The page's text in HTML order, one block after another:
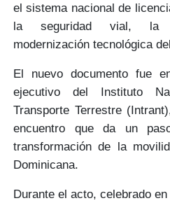
elsistema nacional de
la seguridad vial,
modernizacióntecnológica
El nuevo documento fue
ejecutivo del Instituto
Transporte Terrestre
encuentro que da un
transformación de la
Dominicana.
Durante el acto, celebrado